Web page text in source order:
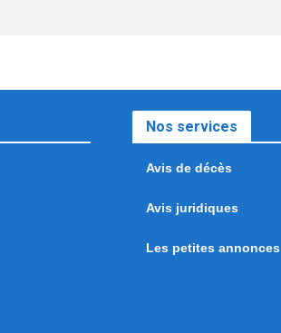
Nos services
Avis de décès
Avis juridiques
Les petites annonces